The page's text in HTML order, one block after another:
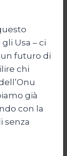
Usa – ci
futuro di
chi
già
con la
senza